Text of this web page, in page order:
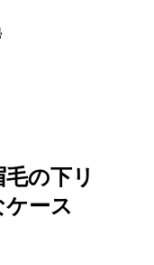
の下リ
ケース